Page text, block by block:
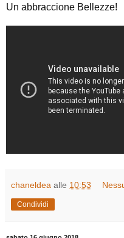
Un abbraccione Bellezze!
chaneldea alle 10:53
Condividi